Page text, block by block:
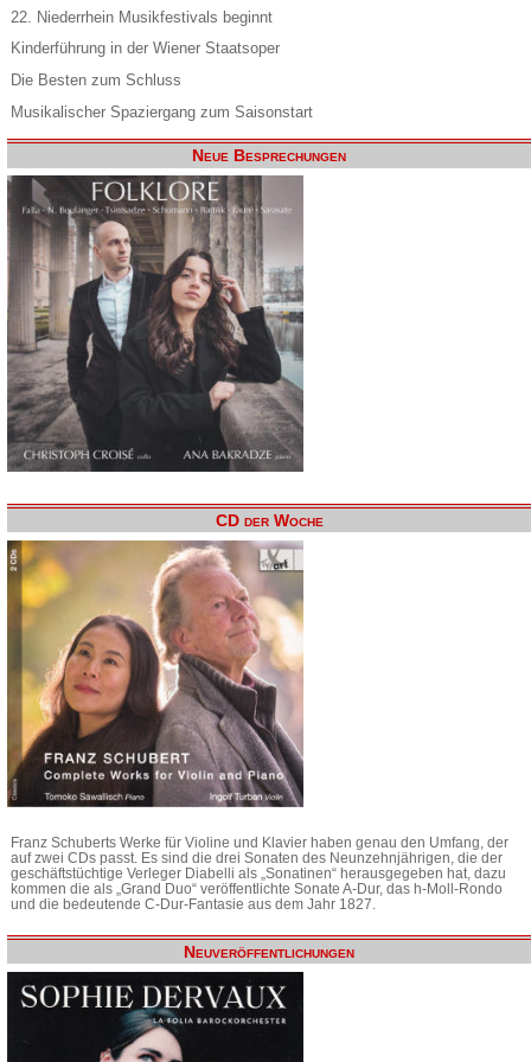
22. Niederrhein Musikfestivals beginnt
Kinderführung in der Wiener Staatsoper
Die Besten zum Schluss
Musikalischer Spaziergang zum Saisonstart
Neue Besprechungen
CD der Woche
Franz Schuberts Werke für Violine und Klavier haben genau den Umfang, der
auf zwei CDs passt. Es sind die drei Sonaten des Neunzehnjährigen, die der
geschäftstüchtige Verleger Diabelli als „Sonatinen“ herausgegeben hat, dazu
kommen die als „Grand Duo“ veröffentlichte Sonate A-Dur, das h-Moll-Rondo
und die bedeutende C-Dur-Fantasie aus dem Jahr 1827.
Neuveröffentlichungen